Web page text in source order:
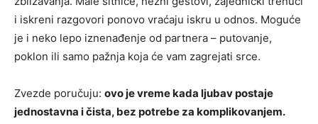
i iskreni razgovori ponovo vraćaju iskru u odnos. Moguće
je i neko lepo iznenađenje od partnera – putovanje,
poklon ili samo pažnja koja će vam zagrejati srce.
Zvezde poručuju: ovo je vreme kada ljubav postaje
jednostavna i čista, bez potrebe za komplikovanjem.